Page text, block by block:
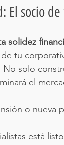
El socio
solidez
tu
solo
el
o nueva
está